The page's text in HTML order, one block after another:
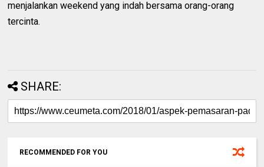
menjalankan weekend yang indah bersama orang-orang
tercinta.
SHARE:
RECOMMENDED FOR YOU